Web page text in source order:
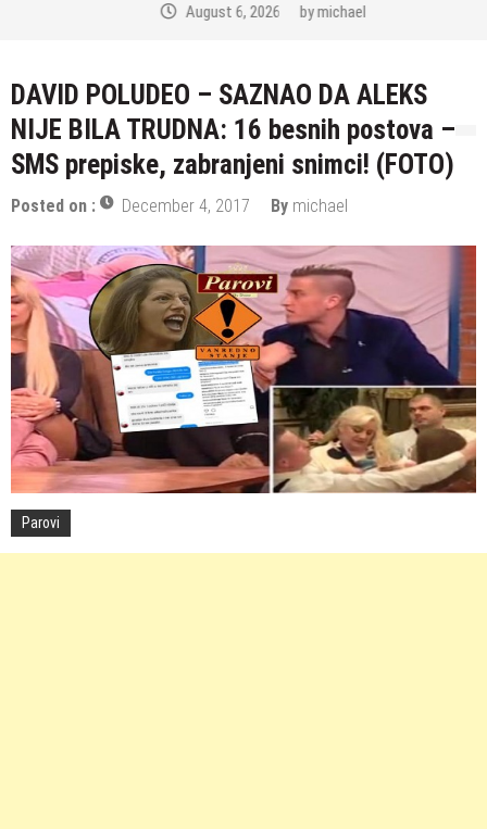
August 6, 2026 by michael
DAVID POLUDEO – SAZNAO DA ALEKS
NIJE BILA TRUDNA: 16 besnih postova –
SMS prepiske, zabranjeni snimci! (FOTO)
Posted on : December 4, 2017 By michael
Parovi